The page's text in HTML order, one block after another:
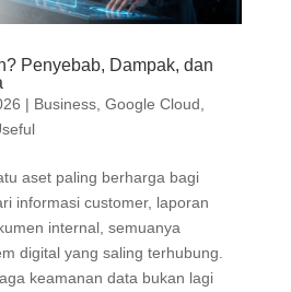
Penyebab, Dampak, dan
| Business, Google Cloud
aset paling berharga bagi
informasi customer, laporan
internal, semuanya
digital yang saling terhubung.
keamanan data bukan lagi